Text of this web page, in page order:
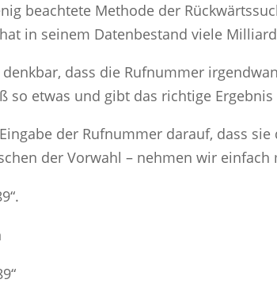
beachtete Methode der
in seinem Datenbestand viele
dass die Rufnummer
so etwas und gibt das richtige
der Rufnummer darauf, dass
der Vorwahl – nehmen wir